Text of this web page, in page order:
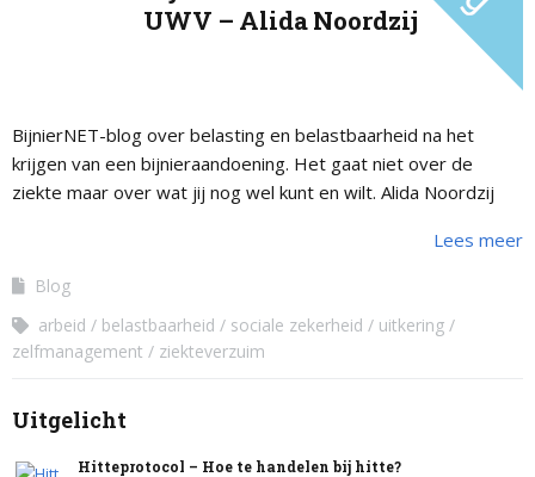
UWV – Alida Noordzij
BijnierNET-blog over belasting en belastbaarheid na het
krijgen van een bijnieraandoening. Het gaat niet over de
ziekte maar over wat jij nog wel kunt en wilt. Alida Noordzij
Lees meer
Blog
arbeid
belastbaarheid sociale zekerheid
uitkering
zelfmanagement
ziekteverzuim
Uitgelicht
Hitteprotocol – Hoe te handelen bij hitte?